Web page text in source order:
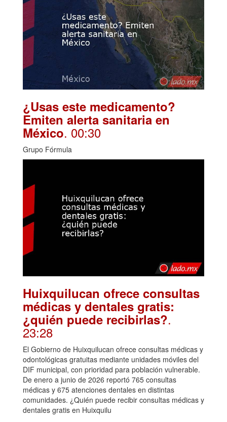
¿Usas este medicamento?
Emiten alerta sanitaria en
México. 00:30
Grupo Fórmula
Huixquilucan ofrece consultas
médicas y dentales gratis:
¿quién puede recibirlas?.
23:28
El Gobierno de Huixquilucan ofrece consultas médicas y
odontológicas gratuitas mediante unidades móviles del
DIF municipal, con prioridad para población vulnerable.
De enero a junio de 2026 reportó 765 consultas
médicas y 675 atenciones dentales en distintas
comunidades. ¿Quién puede recibir consultas médicas y
dentales gratis en Huixquilu